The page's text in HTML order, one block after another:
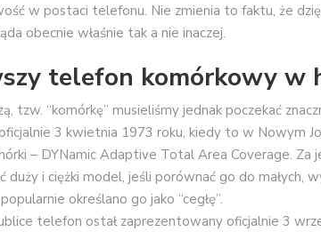
w postaci telefonu. Nie zmienia to faktu, że
obecnie właśnie tak a nie inaczej.
telefon komórkowy w
tzw. “komórkę” musieliśmy jednak poczekać
3 kwietnia 1973 roku, kiedy to w Nowym
– DYNamic Adaptive Total Area Coverage. Za
duży i ciężki model, jeśli porównać go do małych,
określano go jako “cegłę”.
telefon ostał zaprezentowany oficjalnie 3